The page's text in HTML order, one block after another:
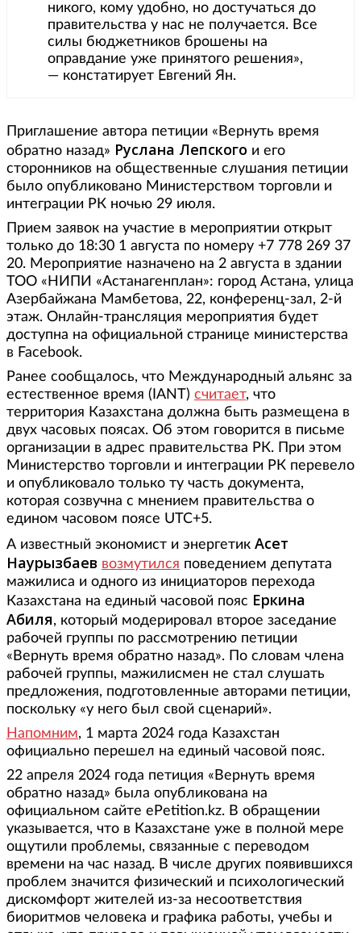
никого, кому удобно, но достучаться до
правительства у нас не получается. Все
силы бюджетников брошены на
оправдание уже принятого решения»,
— констатирует Евгений Ян.
Приглашение автора петиции «Вернуть время
обратно назад» Руслана Лепского и его
сторонников на общественные слушания петиции
было опубликовано Министерством торговли и
интеграции РК ночью 29 июля.
Прием заявок на участие в мероприятии открыт
только до 18:30 1 августа по номеру +7 778 269 37
20. Мероприятие назначено на 2 августа в здании
ТОО «НИПИ «Астанагенплан»: город Астана, улица
Азербайжана Мамбетова, 22, конференц-зал, 2-й
этаж. Онлайн-трансляция мероприятия будет
доступна на официальной странице министерства
в Facebook.
Ранее сообщалось, что Международный альянс за
естественное время (IANT) считает, что
территория Казахстана должна быть размещена в
двух часовых поясах. Об этом говорится в письме
организации в адрес правительства РК. При этом
Министерство торговли и интеграции РК перевело
и опубликовало только ту часть документа,
которая созвучна с мнением правительства о
едином часовом поясе UTC+5.
А известный экономист и энергетик Асет
Наурызбаев возмутился поведением депутата
мажилиса и одного из инициаторов перехода
Казахстана на единый часовой пояс Еркина
Абиля, который модерировал второе заседание
рабочей группы по рассмотрению петиции
«Вернуть время обратно назад». По словам члена
рабочей группы, мажилисмен не стал слушать
предложения, подготовленные авторами петиции,
поскольку «у него был свой сценарий».
Напомним, 1 марта 2024 года Казахстан
официально перешел на единый часовой пояс.
22 апреля 2024 года петиция «Вернуть время
обратно назад» была опубликована на
официальном сайте ePetition.kz. В обращении
указывается, что в Казахстане уже в полной мере
ощутили проблемы, связанные с переводом
времени на час назад. В числе других появившихся
проблем значится физический и психологический
дискомфорт жителей из-за несоответствия
биоритмов человека и графика работы, учебы и